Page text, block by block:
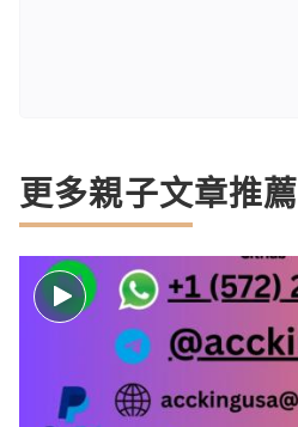
更多親子文章推薦